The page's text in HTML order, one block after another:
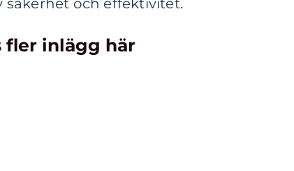
och effektivitet.
fler inlägg här